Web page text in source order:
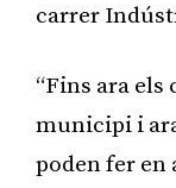
carrer
“Fins ara
municipi i
poden fer en